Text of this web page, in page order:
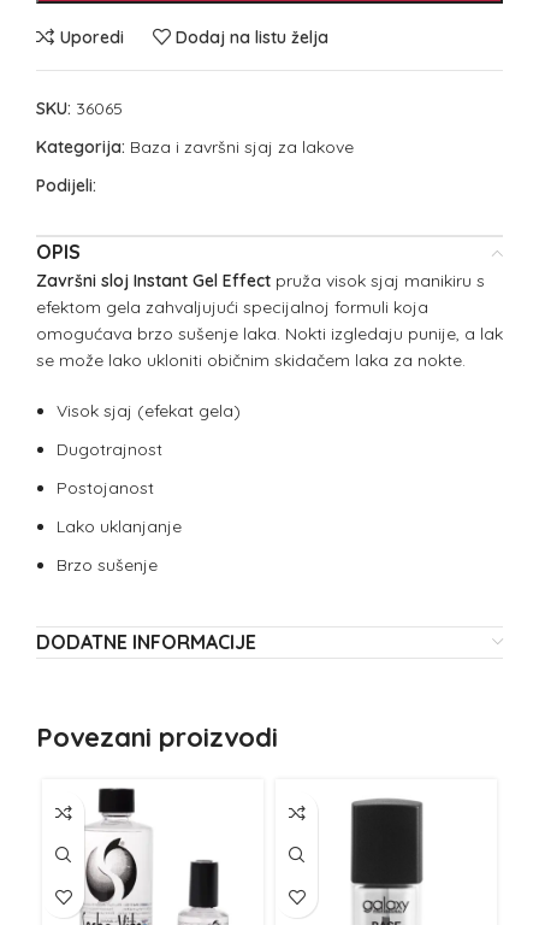
Uporedi Dodaj na listu želja
SKU: 36065
Kategorija: Baza i završni sjaj za lakove
Podijeli:
OPIS
Završni sloj Instant Gel Effect pruža visok sjaj manikiru s
efektom gela zahvaljujući specijalnoj formuli koja
omogućava brzo sušenje laka. Nokti izgledaju punije, a lak
se može lako ukloniti običnim skidačem laka za nokte.
Visok sjaj (efekat gela)
Dugotrajnost
Postojanost
Lako uklanjanje
Brzo sušenje
DODATNE INFORMACIJE
Povezani proizvodi